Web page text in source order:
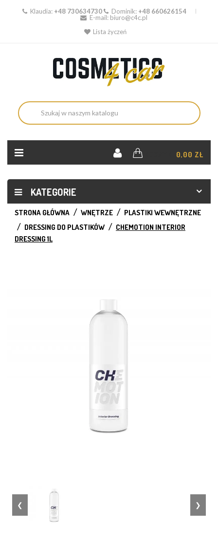
Klaudia: +48 730634730 Dominik: +48 660626154
E-mail: biuro@c4c.pl
Lista życzeń
0,00 ZŁ
KATEGORIE
STRONA GŁÓWNA WNĘTRZE
PLASTIKI WEWNĘTRZNE
DRESSING DO PLASTIKÓW
CHEMOTION INTERIOR
DRESSING 1L
❮ ❯